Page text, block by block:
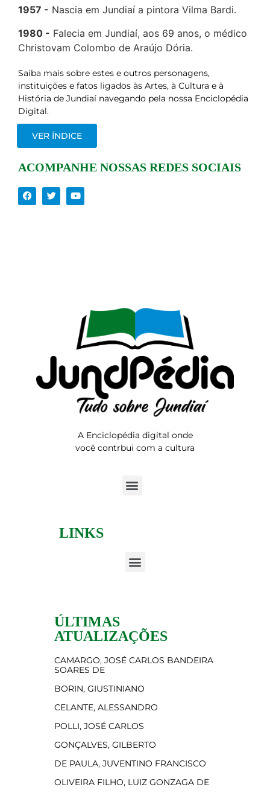
1957
Nascia em Jundiaí a pintora Vilma Bardi.
1980
Falecia em Jundiaí, aos 69 anos, o médico
Christovam Colombo de Araújo Dória.
Saiba mais sobre estes e outros personagens,
instituições e fatos ligados às Artes, à Cultura e à
História de Jundiaí navegando pela nossa Enciclopédia
Digital.
VER ÍNDICE
ACOMPANHE NOSSAS REDES SOCIAIS
A Enciclopédia digital onde
você contrbui com a cultura
LINKS
ÚLTIMAS
ATUALIZAÇÕES
CAMARGO, JOSÉ CARLOS BANDEIRA
SOARES DE
BORIN, GIUSTINIANO
CELANTE, ALESSANDRO
POLLI, JOSÉ CARLOS
GONÇALVES, GILBERTO
DE PAULA, JUVENTINO FRANCISCO
OLIVEIRA FILHO, LUIZ GONZAGA DE